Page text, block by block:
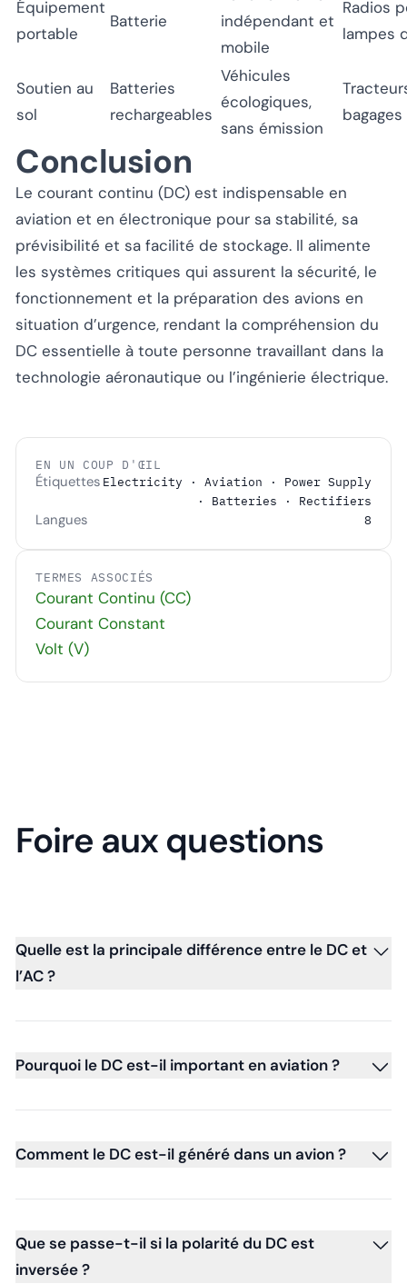
Équipement
portable
Batterie
indépendant et
mobile
Radios
lampes
Soutien au
sol
Batteries
rechargeables
Véhicules
écologiques,
sans émission
bagages
Conclusion
Le courant continu (DC) est indispensable en
aviation et en électronique pour sa stabilité, sa
prévisibilité et sa facilité de stockage. Il alimente
les systèmes critiques qui assurent la sécurité, le
fonctionnement et la préparation des avions en
situation d’urgence, rendant la compréhension du
DC essentielle à toute personne travaillant dans la
technologie aéronautique ou l’ingénierie électrique.
EN UN COUP D'ŒIL
Étiquettes Electricity · Aviation · Power Supply
· Batteries · Rectifiers
Langues 8
TERMES ASSOCIÉS
Courant Continu (CC)
Courant Constant
Volt (V)
Foire aux questions
Quelle est la principale différence entre le DC et
l’AC ?
Pourquoi le DC est-il important en aviation ?
Comment le DC est-il généré dans un avion ?
Que se passe-t-il si la polarité du DC est
inversée ?